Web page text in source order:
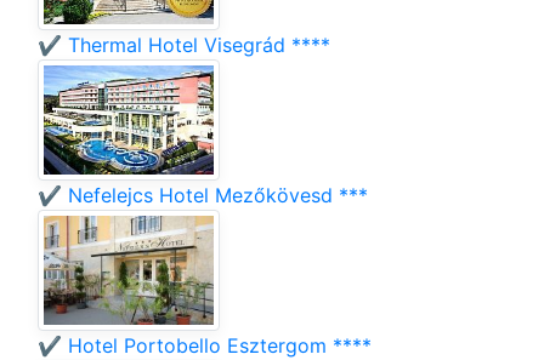
✔️ Thermal Hotel Visegrád ****
✔️ Nefelejcs Hotel Mezőkövesd ***
✔️ Hotel Portobello Esztergom ****